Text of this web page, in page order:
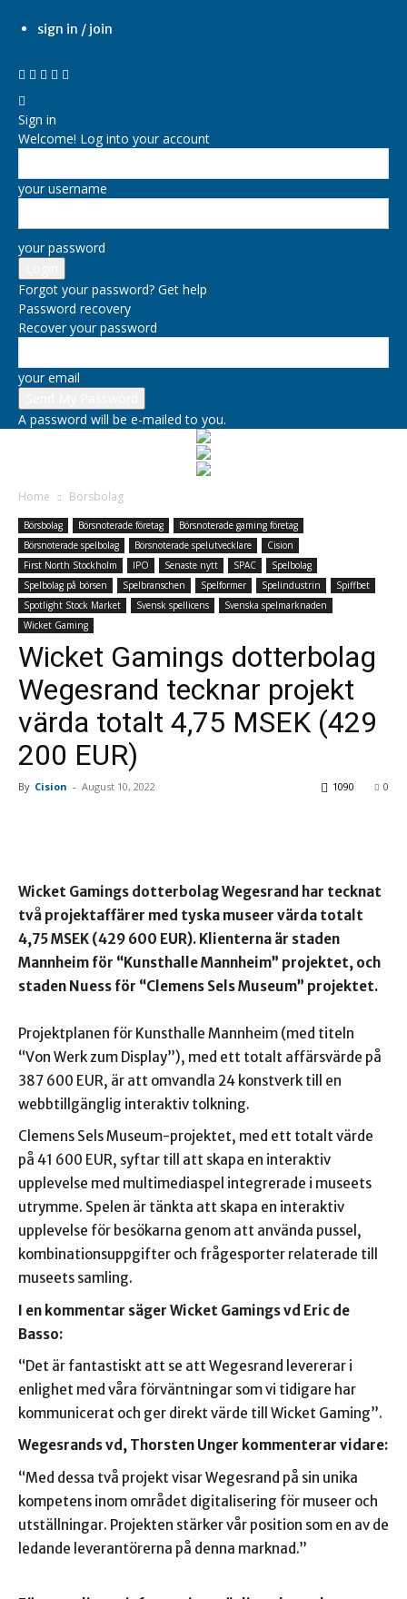
sign in / join
Sign in
Welcome! Log into your account
your username
your password
Forgot your password? Get help
Password recovery
Recover your password
your email
A password will be e-mailed to you.
Home Börsbolag
Börsbolag Börsnoterade företag
Börsnoterade gaming företag
Börsnoterade spelbolag
Börsnoterade spelutvecklare
Cision
First North Stockholm
IPO Senaste nytt SPAC
Spelbolag
Spelbolag på börsen
Spelbranschen Spelformer Spelindustrin
Spiffbet
Spotlight Stock Market
Svensk spellicens
Svenska spelmarknaden
Wicket Gaming
Wicket Gamings dotterbolag
Wegesrand tecknar projekt
värda totalt 4,75 MSEK (429
200 EUR)
By Cision - August 10, 2022 0
1090
Wicket Gamings dotterbolag Wegesrand har tecknat
två projektaffärer med tyska museer värda totalt
4,75 MSEK (429 600 EUR). Klienterna är staden
Mannheim för “Kunsthalle Mannheim” projektet, och
staden Nuess för “Clemens Sels Museum” projektet.
Projektplanen för Kunsthalle Mannheim (med titeln
“Von Werk zum Display”), med ett totalt affärsvärde på
387 600 EUR, är att omvandla 24 konstverk till en
webbtillgänglig interaktiv tolkning.
Clemens Sels Museum-projektet, med ett totalt värde
på 41 600 EUR, syftar till att skapa en interaktiv
upplevelse med multimediaspel integrerade i museets
utrymme. Spelen är tänkta att skapa en interaktiv
upplevelse för besökarna genom att använda pussel,
kombinationsuppgifter och frågesporter relaterade till
museets samling.
I en kommentar säger Wicket Gamings vd Eric de
Basso:
“Det är fantastiskt att se att Wegesrand levererar i
enlighet med våra förväntningar som vi tidigare har
kommunicerat och ger direkt värde till Wicket Gaming”.
Wegesrands vd, Thorsten Unger kommenterar vidare:
“Med dessa två projekt visar Wegesrand på sin unika
kompetens inom området digitalisering för museer och
utställningar. Projekten stärker vår position som en av de
ledande leverantörerna på denna marknad.”